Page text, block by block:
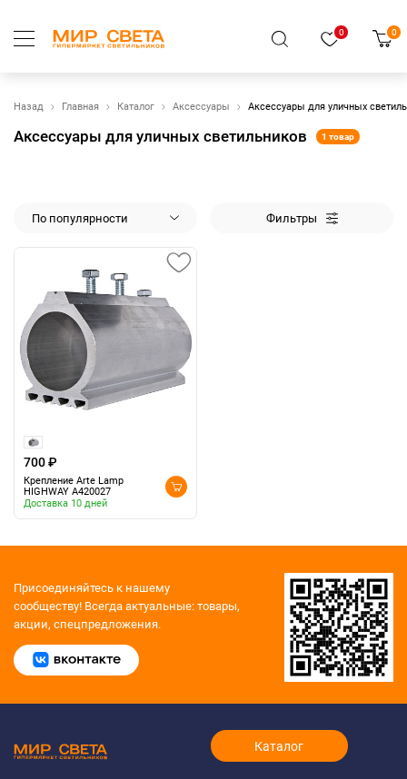
0 0
Назад Главная Каталог Аксессуары Аксессуары для уличных
Аксессуары для уличных светильников 1 товар
По популярности Фильтры
700 ₽
Крепление Arte Lamp
HIGHWAY A420027
Доставка 10 дней
Присоединяйтесь к нашему
сообществу! Всегда актуальные: товары,
акции, спецпредложения.
Каталог